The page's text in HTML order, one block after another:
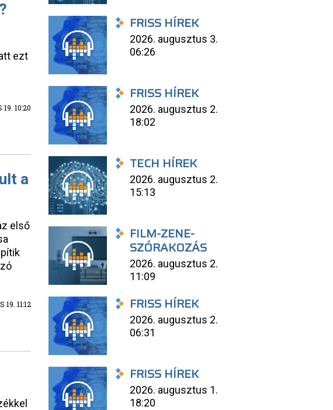
ezt
10:20
a
első
19. 11:12
FRISS HÍREK
2026. augusztus 3.
06:26
FRISS HÍREK
2026. augusztus 2.
18:02
TECH HÍREK
2026. augusztus 2.
15:13
FILM-ZENE-
SZÓRAKOZÁS
2026. augusztus 2.
11:09
FRISS HÍREK
2026. augusztus 2.
06:31
FRISS HÍREK
2026. augusztus 1.
18:20